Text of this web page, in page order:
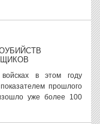
войсках в этом году
прошлого
уже более 100